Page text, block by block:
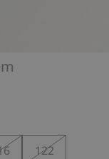
122